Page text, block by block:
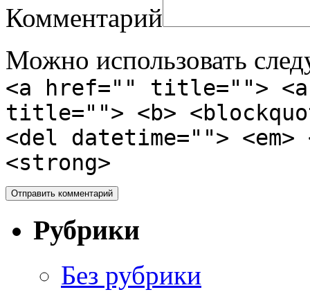
Комментарий
Можно использовать
<a href="" title="">
title=""> <b>
<del datetime="">
<strong>
Рубрики
Без рубрики